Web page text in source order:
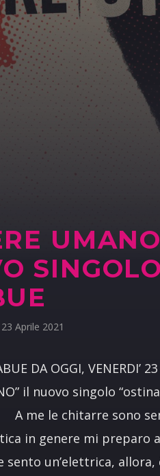
Aprile 2021
DA OGGI, VENERDI’
il nuovo singolo
A me le chitarre sono
in genere mi preparo
sento un’elettrica,